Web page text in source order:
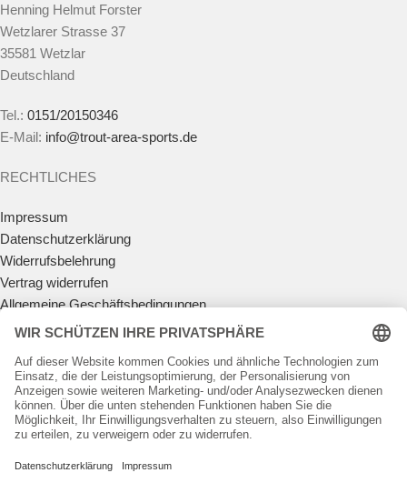
Henning Helmut Forster
Wetzlarer Strasse 37
35581 Wetzlar
Deutschland
Tel.: 0151/20150346
E-Mail: info@trout-area-sports.de
RECHTLICHES
Impressum
Datenschutzerklärung
Widerrufsbelehrung
Vertrag widerrufen
Allgemeine Geschäftsbedingungen
Zahlungsmöglichkeiten
Batteriegesetz
Teilnahmebedingungen Gewinnspiel
KUNDENKONTO
Anmelden